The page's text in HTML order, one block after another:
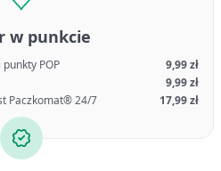
w punkcie
POP
9,99 zł
9,99 zł
Paczkomat® 24/7
17,99 zł